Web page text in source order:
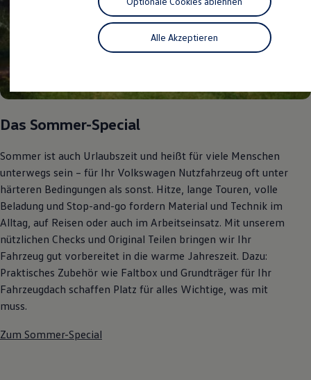
Ladelösungen für Gewerbekunden
Wallbox und Ladekabel
Bidirektionales Laden
Förderung & Kosten der Elektrofahrzeuge
Kostensimulator
Autonomes Fahren
Online Beratung
California Club
Vanlife
Ratgeber
Routen & Reisen
California Reisen & Erlebnisse
California App
California Lifestyle & Zubehör
Übernachten im California
Marke
Unternehmen
Karriere
Nachhaltigkeit
Kunden
Das Sommer-Special
Sommer ist auch Urlaubszeit und heißt für viele Menschen
unterwegs sein – für Ihr Volkswagen Nutzfahrzeug oft unter
härteren Bedingungen als sonst. Hitze, lange Touren, volle
Beladung und Stop-and-go fordern Material und Technik im
Alltag, auf Reisen oder auch im Arbeitseinsatz. Mit unserem
nützlichen Checks und Original Teilen bringen wir Ihr
Fahrzeug gut vorbereitet in die warme Jahreszeit. Dazu:
Praktisches Zubehör wie Faltbox und Grundträger für Ihr
Fahrzeugdach schaffen Platz für alles Wichtige, was mit
muss.
Zum Sommer-Special
Alle Akzeptieren